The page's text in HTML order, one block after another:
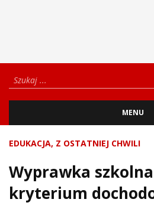
MENU
EDUKACJA, Z OSTATNIEJ CHWILI
Wyprawka
kryterium